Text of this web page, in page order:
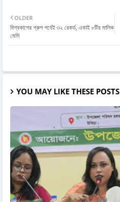
OLDER
বিশ্বকাপের গ্রুপ পর্বেই ৩২ রেকর্ড, একাই ৮টির মালিক
মেসি
YOU MAY LIKE THESE POSTS